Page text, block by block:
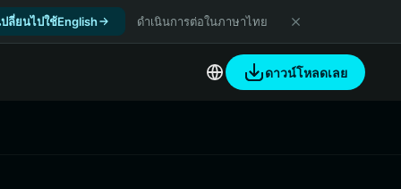
ปลี่ยนไปใช้English ดำเนินการต่อในภาษาไทย
ดาวน์โหลดเลย